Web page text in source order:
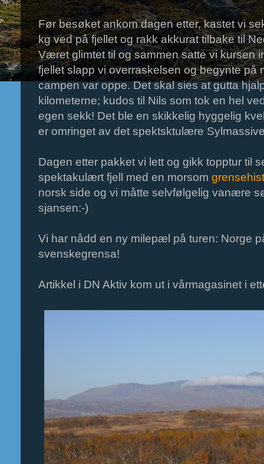
Før besøket ankom dagen etter, kastet vi
kg ved på fjellet og rakk akkurat tilbake til
Været glimtet til og sammen satte vi kursen
fjellet slapp vi overraskelsen og begynte på
campen var oppe. Det skal sies at gutta
kilometerne; kudos til Nils som tok en hel
egen sekk! Det ble en skikkelig hyggelig
er omringet av det spektsktulære
Dagen etter pakket vi lett og gikk topptur til
spektakulært fjell med en morsom
norsk side og vi måtte selvfølgelig vanære
sjansen:-)
Vi har nådd en ny milepæl på turen: Norge
svenskegrensa!
Artikkel i DN Aktiv kom ut i vårmagasinet i